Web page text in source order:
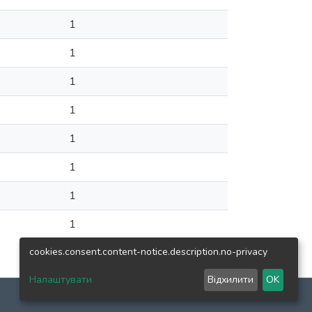
1
1
1
1
1
1
1
1
cookies.consent.content-notice.description.no-privacy
Налаштувати Відхилити OK